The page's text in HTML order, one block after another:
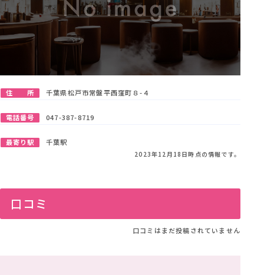
住 所 千葉県松戸市常盤平西窪町８-４
電話番号 047-387-8719
最寄り駅 千葉駅
2023年12月18日時点の情報です。
口コミ
口コミはまだ投稿されていません